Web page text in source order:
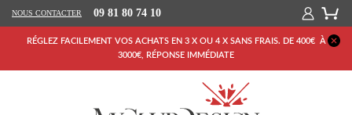
NOUS CONTACTER 09 81 80 74 10
RÉGLEZ FACILEMENT VOS ACHATS EN 3 X OU 4 X SANS FRAIS. DE 400€ À
3000€, RÉPONSE IMMÉDIATE